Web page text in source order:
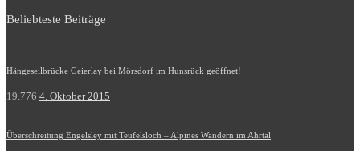
Beliebteste Beiträge
Hängeseilbrücke Geierlay bei Mörsdorf im Hunsrück geöffnet!
19.776 4. Oktober 2015
Überschreitung Engelsley mit Teufelsloch – Alpines Wandern im Ahrtal